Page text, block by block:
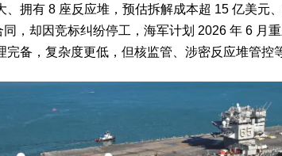
、拥有 8 座反应堆，预估拆解成本超 15 亿美元
，却因竞标纠纷停工，海军计划 2026 年 6 月
完备，复杂度更低，但核监管、涉密反应堆管控